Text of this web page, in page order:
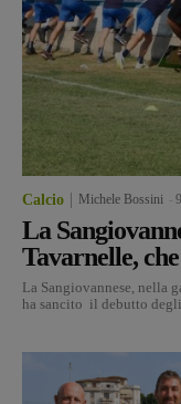
Calcio Michele Bossini
La
Tavarnelle,
La Sangiovannese, nella
ha sancito il debutto